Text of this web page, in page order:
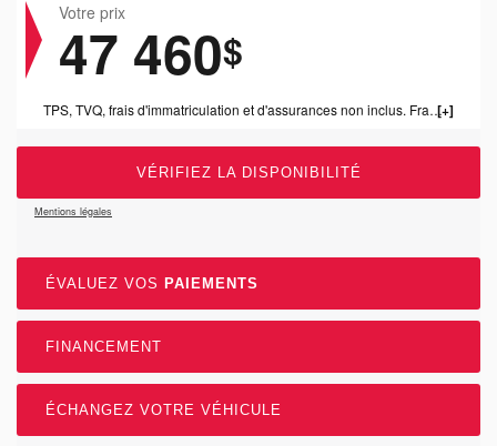
Votre prix
47 460$
TPS, TVQ, frais d'immatriculation et d'assurances non inclus. Frais de concessonnaire de 1199.00$ inclus.
VÉRIFIEZ LA DISPONIBILITÉ
Mentions légales
ÉVALUEZ VOS PAIEMENTS
FINANCEMENT
ÉCHANGEZ VOTRE VÉHICULE